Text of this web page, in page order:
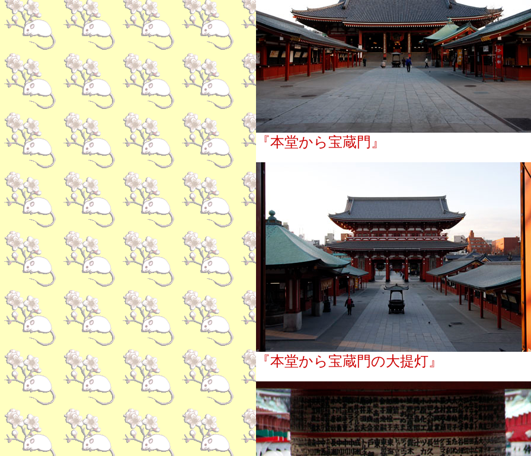
『本堂から宝蔵門』
『本堂から宝蔵門の大提灯』